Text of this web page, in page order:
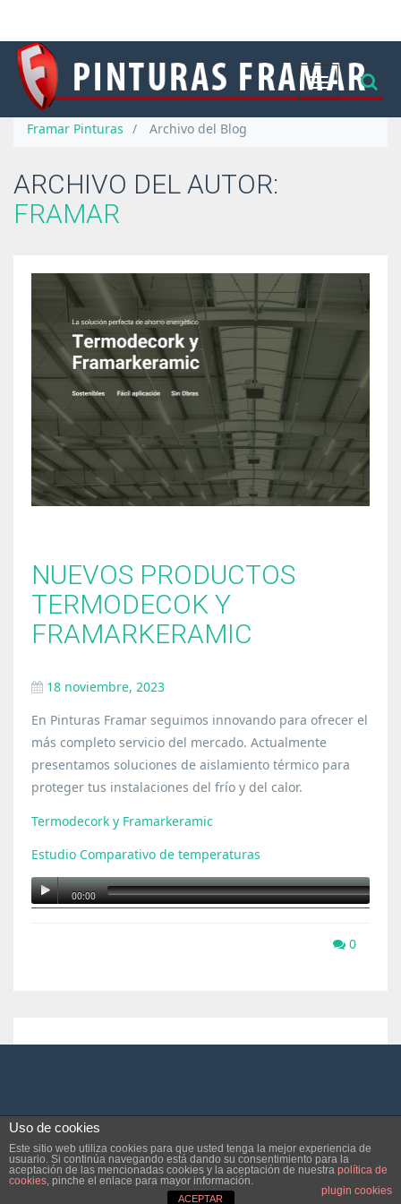
Cambiar
Framar Pinturas / Archivo del Blog
ARCHIVO DEL AUTOR:
FRAMAR
NUEVOS PRODUCTOS
TERMODECOK Y
FRAMARKERAMIC
18 noviembre, 2023
En Pinturas Framar seguimos innovando para ofrecer el
más completo servicio del mercado. Actualmente
presentamos soluciones de aislamiento térmico para
proteger tus instalaciones del frío y del calor.
Termodecork y Framarkeramic
Estudio Comparativo de temperaturas
00:00
0
Uso de cookies
Este sitio web utiliza cookies para que usted tenga la mejor experiencia de
usuario. Si continúa navegando está dando su consentimiento para la
aceptación de las mencionadas cookies y la aceptación de nuestra política de
cookies, pinche el enlace para mayor información.
plugin cookies
ACEPTAR